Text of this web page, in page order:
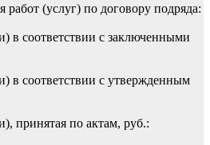
работ (услуг) по договору подряда:
в соответствии с заключенными
в соответствии с утвержденным
принятая по актам, руб.: